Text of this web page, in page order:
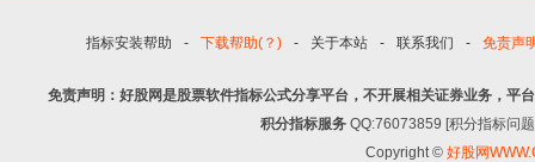
指标安装帮助 - 下载帮助(？) - 关于本站 - 联系我们 - 免责声
免责声明：好股网是股票软件指标公式分享平台，不开展相关证券业务，平
积分指标服务 QQ:76073859 [积分指标问
Copyright © 好股网